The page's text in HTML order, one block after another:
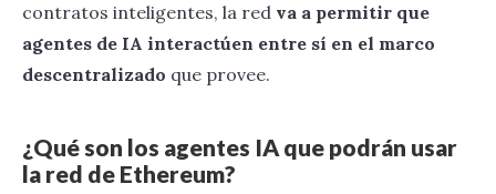
contratos inteligentes, la red va a permitir que
agentes de IA interactúen entre sí en el marco
descentralizado que provee.
¿Qué son los agentes IA que podrán usar
la red de Ethereum?